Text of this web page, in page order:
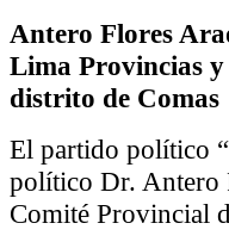
Antero Flores
Lima Provincias
distrito de Comas
El partido político
político Dr. Antero
Comité Provincial